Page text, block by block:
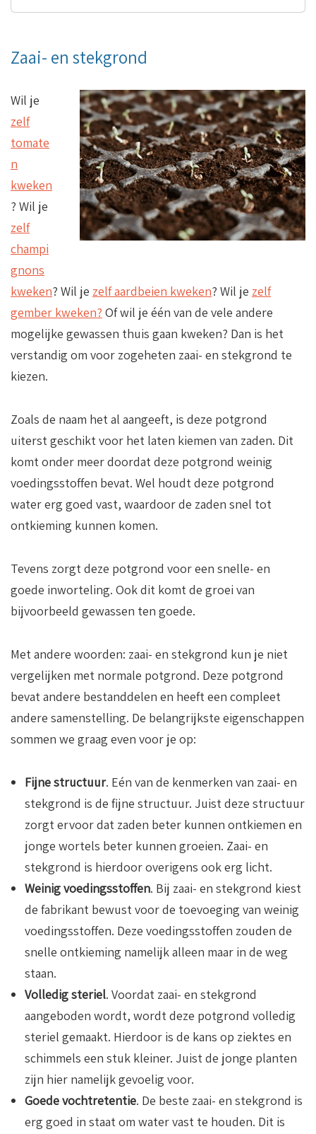
Zaai- en stekgrond
Wil je
zelf
tomate
n
kweken
? Wil je
zelf
champi
gnons
kweken? Wil je zelf aardbeien kweken? Wil je zelf
gember kweken? Of wil je één van de vele andere
mogelijke gewassen thuis gaan kweken? Dan is het
verstandig om voor zogeheten zaai- en stekgrond te
kiezen.
Zoals de naam het al aangeeft, is deze potgrond
uiterst geschikt voor het laten kiemen van zaden. Dit
komt onder meer doordat deze potgrond weinig
voedingsstoffen bevat. Wel houdt deze potgrond
water erg goed vast, waardoor de zaden snel tot
ontkieming kunnen komen.
Tevens zorgt deze potgrond voor een snelle- en
goede inworteling. Ook dit komt de groei van
bijvoorbeeld gewassen ten goede.
Met andere woorden: zaai- en stekgrond kun je niet
vergelijken met normale potgrond. Deze potgrond
bevat andere bestanddelen en heeft een compleet
andere samenstelling. De belangrijkste eigenschappen
sommen we graag even voor je op:
Fijne structuur. Eén van de kenmerken van zaai- en
stekgrond is de fijne structuur. Juist deze structuur
zorgt ervoor dat zaden beter kunnen ontkiemen en
jonge wortels beter kunnen groeien. Zaai- en
stekgrond is hierdoor overigens ook erg licht.
Weinig voedingsstoffen. Bij zaai- en stekgrond kiest
de fabrikant bewust voor de toevoeging van weinig
voedingsstoffen. Deze voedingsstoffen zouden de
snelle ontkieming namelijk alleen maar in de weg
staan.
Volledig steriel. Voordat zaai- en stekgrond
aangeboden wordt, wordt deze potgrond volledig
steriel gemaakt. Hierdoor is de kans op ziektes en
schimmels een stuk kleiner. Juist de jonge planten
zijn hier namelijk gevoelig voor.
Goede vochtretentie. De beste zaai- en stekgrond is
erg goed in staat om water vast te houden. Dit is